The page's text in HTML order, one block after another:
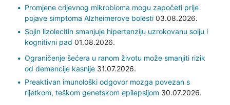
Promjene crijevnog mikrobioma mogu započeti prije
pojave simptoma Alzheimerove bolesti03.08.2026.
Sojin lizolecitin smanjuje hipertenziju uzrokovanu solju i
kognitivni pad 01.08.2026.
Ograničenje šećera u ranom životu može smanjiti rizik
od demencije kasnije31.07.2026.
Preaktivan imunološki odgovor mozga povezan s
rijetkom, teškom genetskom epilepsijom 30.07.2026.